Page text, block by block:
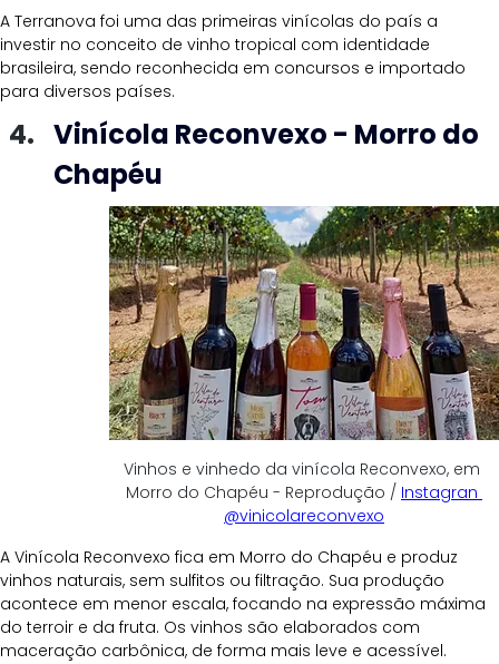
A Terranova foi uma das primeiras vinícolas do país a
investir no conceito de vinho tropical com identidade
brasileira, sendo reconhecida em concursos e importado
para diversos países.
Vinícola Reconvexo - Morro do
Chapéu
Vinhos e vinhedo da vinícola Reconvexo, em
Morro do Chapéu - Reprodução / Instagran
@vinicolareconvexo
A Vinícola Reconvexo fica em Morro do Chapéu e produz
vinhos naturais, sem sulfitos ou filtração. Sua produção
acontece em menor escala, focando na expressão máxima
do terroir e da fruta. Os vinhos são elaborados com
maceração carbônica, de forma mais leve e acessível.